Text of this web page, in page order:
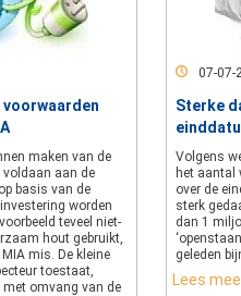
voorwaarden
maken van de
voldaan aan de
basis van de
worden
teveel niet-
hout gebruikt,
mis. De kleine
toestaat,
omvang van de
07-07-
Sterke
Volgens
het aantal
over de
sterk
dan 1
geleden
Lees